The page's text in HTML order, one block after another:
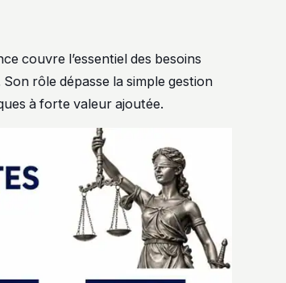
couvre l’essentiel des besoins
rôle dépasse la simple gestion
à forte valeur ajoutée.